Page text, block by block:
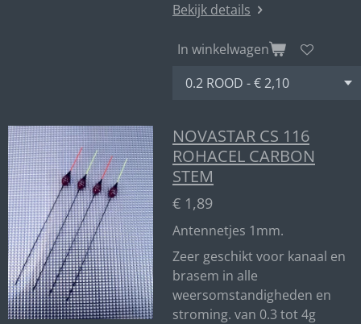
Bekijk details
In winkelwagen
NOVASTAR CS 116
ROHACEL CARBON
STEM
€ 1,89
Antennetjes 1mm.
Zeer geschikt voor kanaal en
brasem in alle
weersomstandigheden en
stroming. van 0.3 tot 4g